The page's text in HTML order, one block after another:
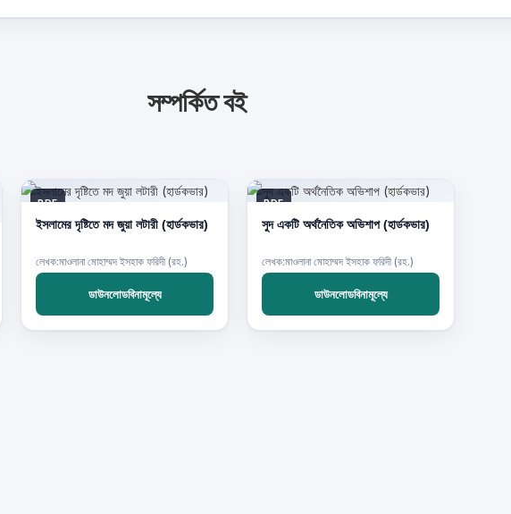
সম্পর্কিত বই
PDF
ইসলামের দৃষ্টিতে মদ জুয়া লটারী (হার্ডকভার)
লেখক:মাওলানা মোহাম্মদ ইসহাক ফরিদী (রহ.)
ডাউনলোডবিনামূল্যে
PDF
সুদ একটি অর্থনৈতিক অভিশাপ (হার্ডকভার)
লেখক:মাওলানা মোহাম্মদ ইসহাক ফরিদী (রহ.)
ডাউনলোডবিনামূল্যে